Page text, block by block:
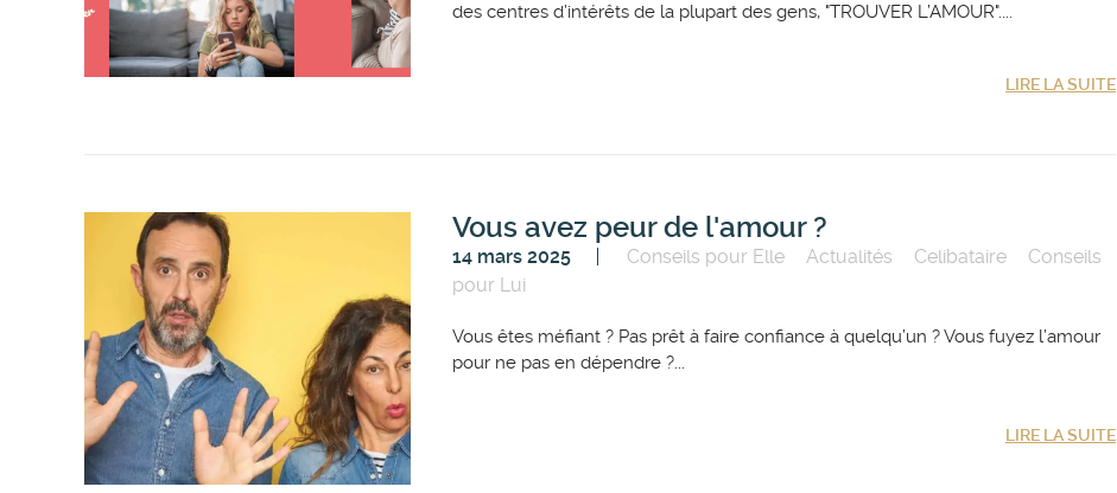
des centres d’intérêts de la plupart des gens, "TROUVER L’AMOUR"....
LIRE LA SUITE
Vous avez peur de l'amour ?
14 mars 2025 Conseils pour Elle Actualités Celibataire
Conseils
pour Lui
Vous êtes méfiant ? Pas prêt à faire confiance à quelqu’un ? Vous fuyez l’amour
pour ne pas en dépendre ?...
LIRE LA SUITE